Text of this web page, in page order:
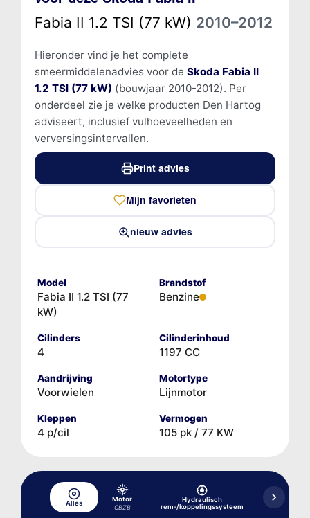
Fabia II 1.2 TSI (77 kW) 2010–2012
Hieronder vind je het complete
smeermiddelenadvies voor de Skoda Fabia II
1.2 TSI (77 kW) (bouwjaar 2010-2012). Per
onderdeel zie je welke producten Den Hartog
adviseert, inclusief vulhoeveelheden en
verversingsintervallen.
Print advies
Mijn favorieten
nieuw advies
Model
Fabia II 1.2 TSI (77
kW)
Brandstof
Benzine
Cilinders
4
Cilinderinhoud
1197 CC
Aandrijving
Voorwielen
Motortype
Lijnmotor
Kleppen
4 p/cil
Vermogen
105 pk / 77 KW
Alles
Motor
CBZB
Hydraulisch
rem-/koppelingssysteem